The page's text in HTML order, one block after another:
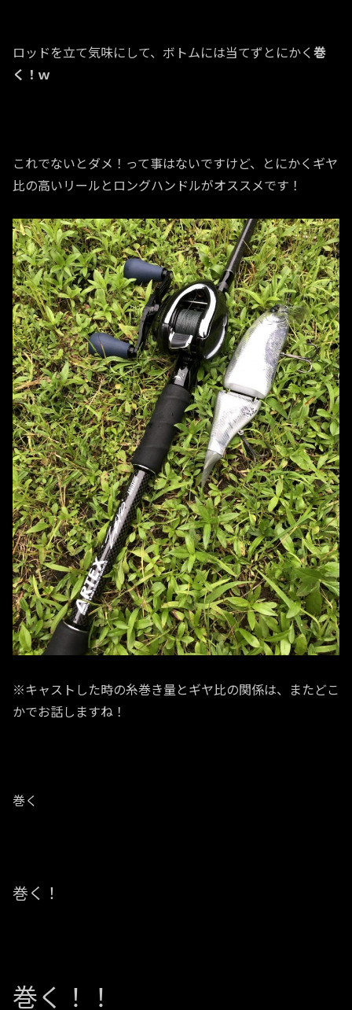
ロッドを立て気味にして、ボトムには当てずとにかく巻
く！ｗ
これでないとダメ！って事はないですけど、とにかくギヤ
比の高いリールとロングハンドルがオススメです！
※キャストした時の糸巻き量とギヤ比の関係は、またどこ
かでお話しますね！
巻く
巻く！
巻く！！